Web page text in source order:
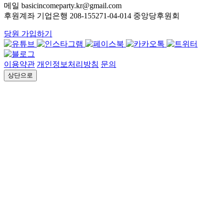
메일 basicincomeparty.kr@gmail.com
후원계좌 기업은행 208-155271-04-014 중앙당후원회
당원 가입하기
이용약관 개인정보처리방침 문의
상단으로